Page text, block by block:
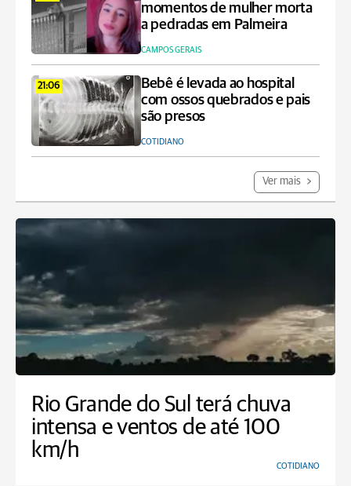
momentos de mulher morta
a pedradas em Palmeira
CAMPOS GERAIS
21:06
Bebê é levada ao hospital
com ossos quebrados e pais
são presos
COTIDIANO
Ver mais
Rio Grande do Sul terá chuva
intensa e ventos de até 100
km/h
COTIDIANO